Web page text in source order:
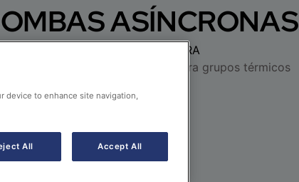
ASÍNCRONAS
LA VIDA ÚTIL DE TU CALDERA
de circuladores de recambio para grupos térmicos
device to enhance site navigation,
All Accept All